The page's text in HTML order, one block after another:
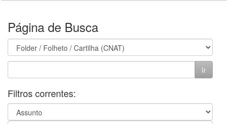
Página de Busca
Filtros correntes: